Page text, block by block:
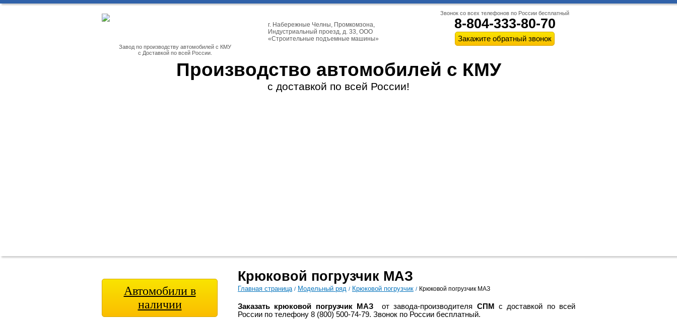
Завод по производству автомобилей с КМУ
с Доставкой по всей России.
г. Набережные Челны, Промкомзона,
Индустриальный проезд, д. 33, ООО
«Строительные подъемные машины»
Производство автомобилей с КМУ
с доставкой по всей России!
Звонок со всех телефонов по России бесплатный
8-804-333-80-70
Автомобили в
наличии
Крюковой погрузчик МАЗ
Главная страница / Модельный ряд / Крюковой погрузчик / Крюковой погрузчик МАЗ
Заказать крюковой погрузчик МАЗ от завода-производителя СПМ
с доставкой по всей
России по телефону 8 (800) 500-74-79. Звонок по России бесплатный.